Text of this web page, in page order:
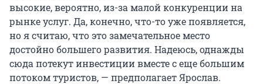
высокие, вероятно, из-за малой конкуренции на
рынке услуг. Да, конечно, что-то уже появляется,
но я считаю, что это замечательное место
достойно большего развития. Надеюсь, однажды
сюда потекут инвестиции вместе с еще большим
потоком туристов, — предполагает Ярослав.